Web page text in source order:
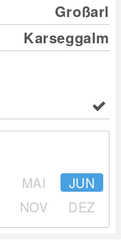
Großarl
Karseggalm
MAI
JUN
NOV DEZ